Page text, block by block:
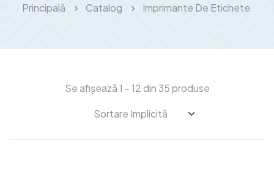
Principală Catalog Imprimante De Etichete
Se afișează 1 - 12 din 35 produse